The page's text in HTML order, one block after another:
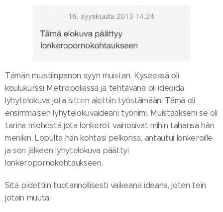
Tämän muistiinpanon syyn muistan. Kyseessä oli
koulukurssi Metropoliassa ja tehtävänä oli ideoida
lyhytelokuva jota sitten alettiin työstämään. Tämä oli
ensimmäisen lyhytelokuvaideani työnimi. Muistaakseni se oli
tarina miehestä jota lonkerot vainosivat mihin tahansa hän
menikin. Lopulta hän kohtasi pelkonsa, antautui lonkeroille
ja sen jälkeen lyhytelokuva päättyi
lonkeropornokohtaukseen.
Sitä pidettiin tuotannollisesti vaikeana ideana, joten tein
jotain muuta.